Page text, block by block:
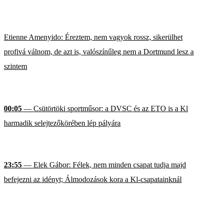
Etienne Amenyido: Éreztem, nem vagyok rossz, sikerülhet
profivá válnom, de azt is, valószínűleg nem a Dortmund lesz a
szintem
00:05 — Csütörtöki sportműsor: a DVSC és az ETO is a Kl
harmadik selejtezőkörében lép pályára
23:55 — Elek Gábor: Félek, nem minden csapat tudja majd
befejezni az idényt; Álmodozások kora a Kl-csapatainknál